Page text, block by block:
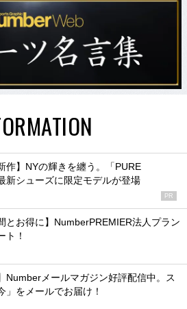
作】NYの輝きを纏う。「PURE
新シューズに限定モデルが登場
PR
とお得に】NumberPREMIER法人プラン
ト！
Numberメールマガジン好評配信中。ス
」をメールでお届け！